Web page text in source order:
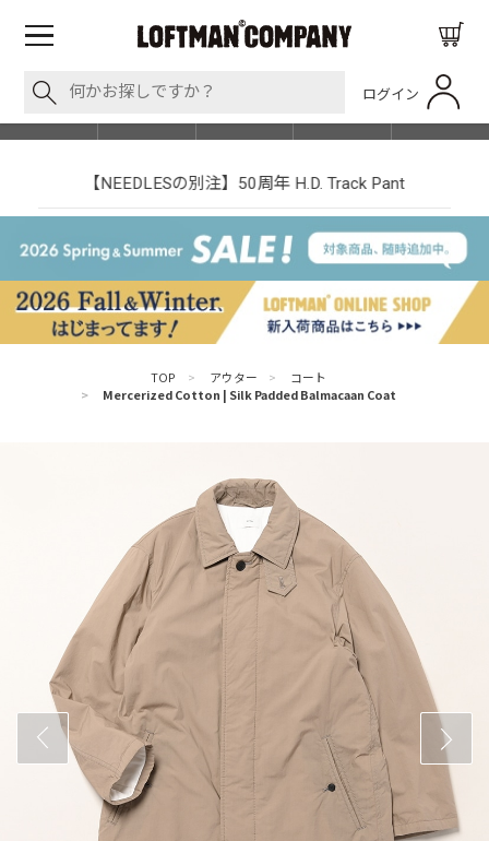
ログイン
SHOP LIST
【NEEDLESの別注】50周年 H.D. Track Pant
TOP > アウター >
コート
>
Mercerized Cotton | Silk Padded Balmacaan Coat